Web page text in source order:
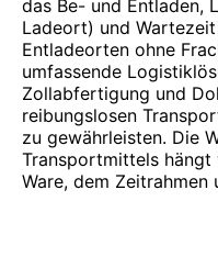
das Be- und Entladen,
Ladeort) und
Entladeorten ohne
umfassende
Zollabfertigung und
reibungslosen
zu gewährleisten. Die
Transportmittels
Ware, dem Zeitrahmen